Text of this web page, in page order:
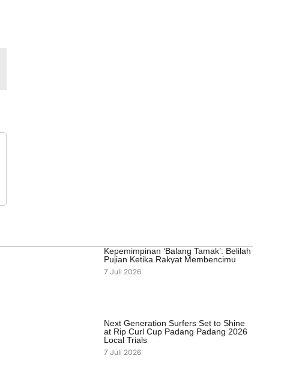
Kepemimpinan ‘Balang Tamak’: Belilah
Pujian Ketika Rakyat Membencimu
7 Juli 2026
Next Generation Surfers Set to Shine
at Rip Curl Cup Padang Padang 2026
Local Trials
7 Juli 2026